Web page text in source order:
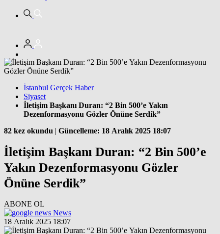
İstanbul Gerçek Haber
Siyaset
İletişim Başkanı Duran: “2 Bin 500’e Yakın
Dezenformasyonu Gözler Önüne Serdik”
82 kez okundu | Güncelleme: 18 Aralık 2025 18:07
İletişim Başkanı Duran: “2 Bin 500’e
Yakın Dezenformasyonu Gözler
Önüne Serdik”
ABONE OL
News
18 Aralık 2025 18:07